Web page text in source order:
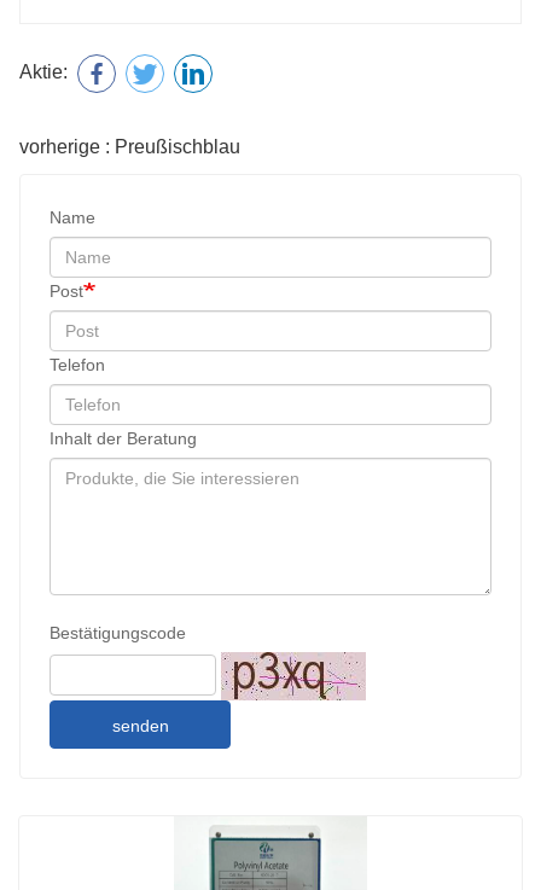
Aktie:
vorherige : Preußischblau
Name
Post
Telefon
Inhalt der Beratung
Bestätigungscode
senden